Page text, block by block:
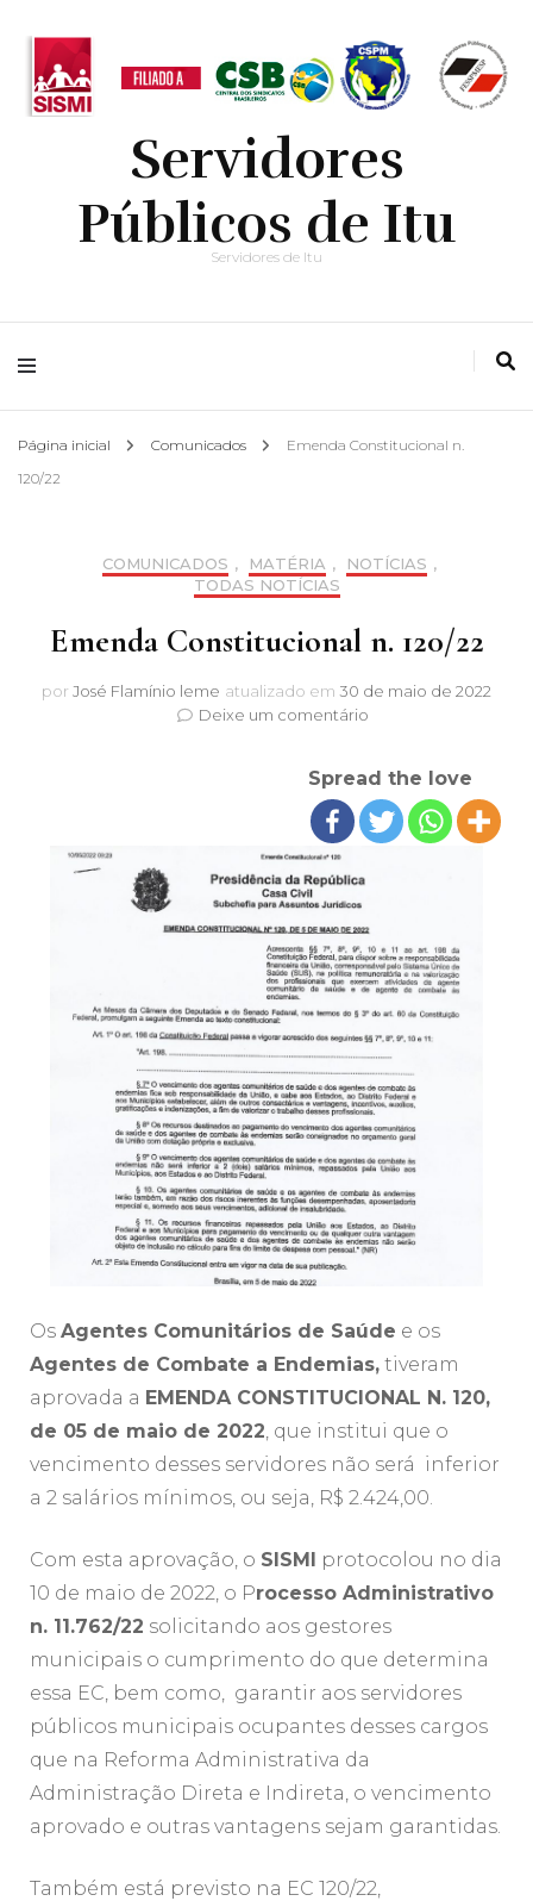
Servidores
Públicos de Itu
Servidores de Itu
Página inicial Comunicados
Emenda Constitucional n.
120/22
COMUNICADOS , MATÉRIA , NOTÍCIAS ,
TODAS NOTÍCIAS
Emenda Constitucional n. 120/22
por José Flamínio leme atualizado em 30 de maio de 2022
Deixe um comentárioem
n.
120/22
Spread the love
Os Agentes Comunitários de Saúde e os
Agentes de Combate a Endemias, tiveram
aprovada a EMENDA CONSTITUCIONAL N. 120,
de 05 de maio de 2022, que institui que o
vencimento desses servidores não será inferior
a 2 salários mínimos, ou seja, R$ 2.424,00.
Com esta aprovação, o SISMI protocolou no dia
10 de maio de 2022, o Processo Administrativo
n. 11.762/22 solicitando aos gestores
municipais o cumprimento do que determina
essa EC, bem como, garantir aos servidores
públicos municipais ocupantes desses cargos
que na Reforma Administrativa da
Administração Direta e Indireta, o vencimento
aprovado e outras vantagens sejam garantidas.
Também está previsto na EC 120/22,